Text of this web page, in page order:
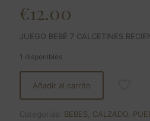
€12.00
JUEGO BEBÉ 7 CALCETINES
1 disponibles
Añadir al carrito
Categorías: BEBES CALZADO